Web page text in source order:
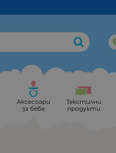
Аксесоари
за бебе
Текстилни
продукти